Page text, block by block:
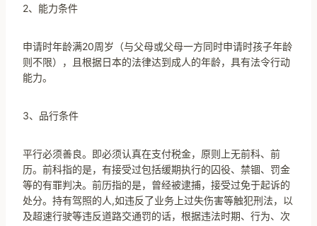
2、能力条件
申请时年龄满20周岁（与父母或父母一方同时申请时孩子年龄
则不限），且根据日本的法律达到成人的年龄，具有法令行动
能力。
3、品行条件
平行必须善良。即必须认真在支付税金，原则上无前科、前
历。前科指的是，有接受过包括缓期执行的囚役、禁锢、罚金
等的有罪判决。前历指的是，曾经被逮捕，接受过免于起诉的
处分。持有驾照的人,如违反了业务上过失伤害等触犯刑法，以
及超速行驶等违反道路交通罚的话，根据违法时期、行为、次